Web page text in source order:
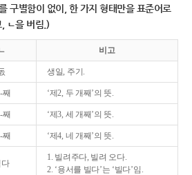
구별함이 없이, 한 가지 형태만을 표준어로
ㄴ을 버림.)
비고
생일, 주기.
째 ‘제2, 두 개째’의 뜻.
째 ‘제3, 세 개째’의 뜻.
째 ‘제4, 네 개째’의 뜻.
다
1. 빌려주다, 빌려 오다.
2. ‘용서를 빌다’는 ‘빌다’임.